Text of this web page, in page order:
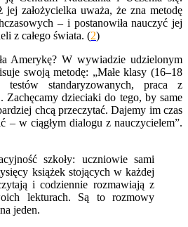
jej założycielka uważa, że zna metodę
– i postanowiła nauczyć jej
z całego świata. (2)
Amerykę? W wywiadzie udzielonym
swoją metodę: „Małe klasy (16–18
standaryzowanych, praca z
Zachęcamy dzieciaki do tego, by same
chcą przeczytać. Dajemy im czas
– w ciągłym dialogu z nauczycielem”.
szkoły: uczniowie sami
książek stojących w każdej
i codziennie rozmawiają z
lekturach. Są to rozmowy
jeden.